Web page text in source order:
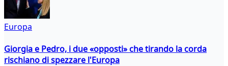
Europa
Giorgia e Pedro, i due «opposti» che tirando la corda
rischiano di spezzare l'Europa